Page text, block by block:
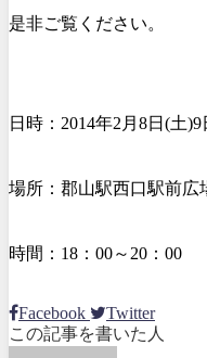
是非ご覧ください。
日時：2014年2月8日(土)9
場所：郡山駅西口駅前広
時間：18：00～20：00
Facebook
Twitter
この記事を書いた人